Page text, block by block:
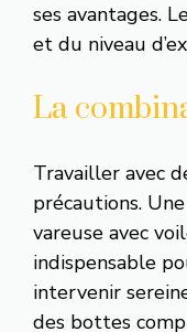
ses avantages.
et du niveau
La
Travailler avec
précautions.
vareuse avec
indispensable
intervenir
des bottes